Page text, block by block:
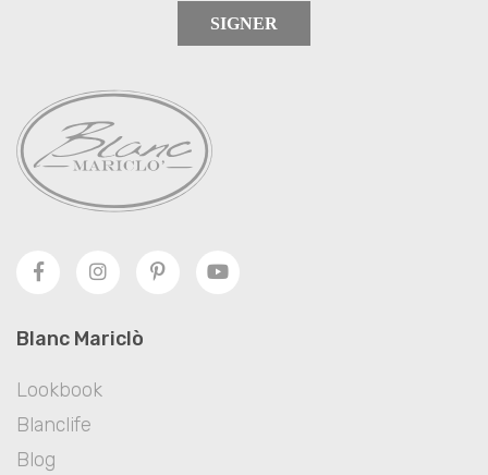
SIGNER
Blanc Mariclò
Lookbook
Blanclife
Blog